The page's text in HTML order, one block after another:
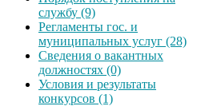
службу (9)
Регламенты гос. и
муниципальных услуг (28)
Сведения о вакантных
должностях (0)
Условия и результаты
конкурсов (1)